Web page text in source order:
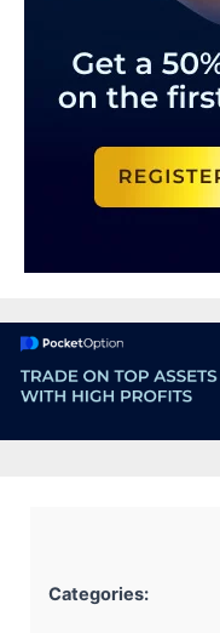
Categories: